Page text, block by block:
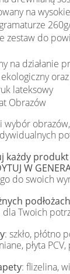
na
zestaw do
na działanie
lateksowy
Obrazów
wybór
każdy produkt
W
do swoich
podłożach
Twoich
: szkło, płótno
płyta
: flizelina,